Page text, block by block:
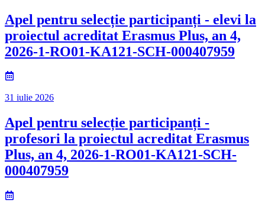
Apel pentru selecție participanți - elevi la
proiectul acreditat Erasmus Plus, an 4,
2026-1-RO01-KA121-SCH-000407959
31 iulie 2026
Apel pentru selecție participanți -
profesori la proiectul acreditat Erasmus
Plus, an 4, 2026-1-RO01-KA121-SCH-
000407959